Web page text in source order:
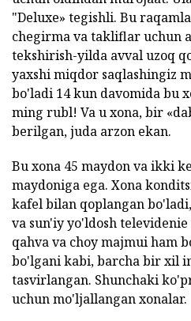
"Deluxe» tegishli. Bu
chegirma va takliflar uchun
tekshirish-yilda avval uzoq
yaxshi miqdor saqlashingiz
bo'ladi 14 kun davomida bu
ming rubl! Va u xona, bir
berilgan, juda arzon ekan.
Bu xona 45 maydon va ikki
maydoniga ega. Xona
kafel bilan qoplangan
va sun'iy yo'ldosh
qahva va choy majmui ham
bo'lgani kabi, barcha bir xil
tasvirlangan. Shunchaki
uchun mo'ljallangan xonalar.